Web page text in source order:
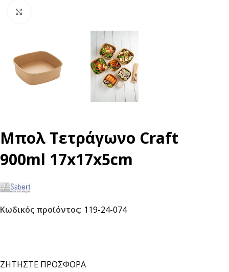
Μπολ Τετράγωνο Craft
900ml 17x17x5cm
Κωδικός προϊόντος: 119-24-074
ΖΗΤΗΣΤΕ ΠΡΟΣΦΟΡΑ